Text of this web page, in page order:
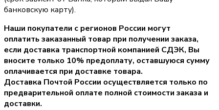
банковскую карту).
Наши покупатели с регионов России могут
оплатить заказанный товар при получении заказа,
если доставка транспортной компанией СДЭК, Вы
вносите только 10% предоплату, оставшуюся сумму
оплачивается при доставке товара.
Доставка Почтой России осуществляется только по
предварительной оплате полной стоимости заказа и
доставки.